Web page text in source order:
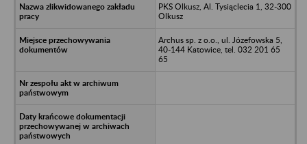
PKS Olkusz, Al. Tysiąclecia 1, 32-300
Olkusz
Archus sp. z o.o., ul. Józefowska 5,
40-144 Katowice, tel. 032 201 65
65